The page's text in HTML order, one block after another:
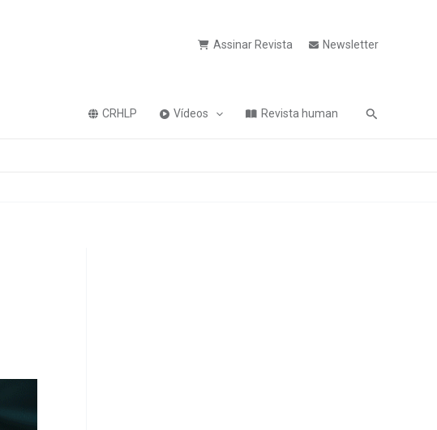
Assinar Revista Newsletter
CRHLP Vídeos Revista human Pesquisa